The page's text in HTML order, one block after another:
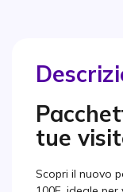
tue
Scopri il nuovo